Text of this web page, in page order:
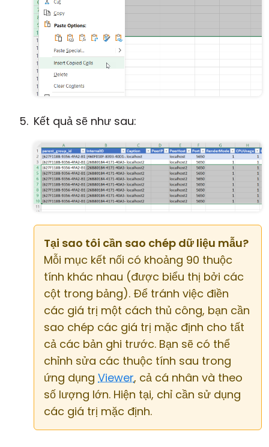
Kết quả sẽ như sau:
Tại sao tôi cần sao chép dữ liệu mẫu?
Mỗi mục kết nối có khoảng 90 thuộc
tính khác nhau (được biểu thị bởi các
cột trong bảng). Để tránh việc điền
các giá trị một cách thủ công, bạn cần
sao chép các giá trị mặc định cho tất
cả các bản ghi trước. Bạn sẽ có thể
chỉnh sửa các thuộc tính sau trong
ứng dụng Viewer, cả cá nhân và theo
số lượng lớn. Hiện tại, chỉ cần sử dụng
các giá trị mặc định.